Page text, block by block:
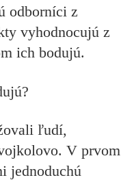
odborníci z
vyhodnocujú z
ich bodujú.
ľudí,
V prvom
jednoduchú